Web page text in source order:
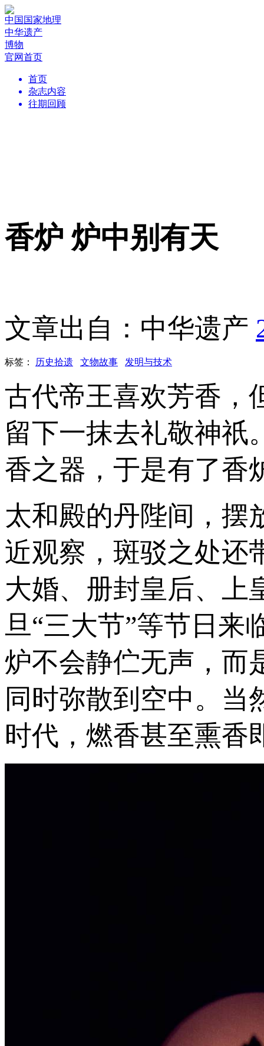
中国国家地理
中华遗产
博物
官网首页
首页
杂志内容
往期回顾
香炉 炉中别有天
文章出自：中华遗产
标签： 历史拾遗 文物故事 发明与技术
古代帝王喜欢芳香，
留下一抹去礼敬神祇
香之器，于是有了香
太和殿的丹陛间，摆
近观察，斑驳之处还
大婚、册封皇后、上
旦“三大节”等节日来
炉不会静伫无声，而
同时弥散到空中。当
时代，燃香甚至熏香